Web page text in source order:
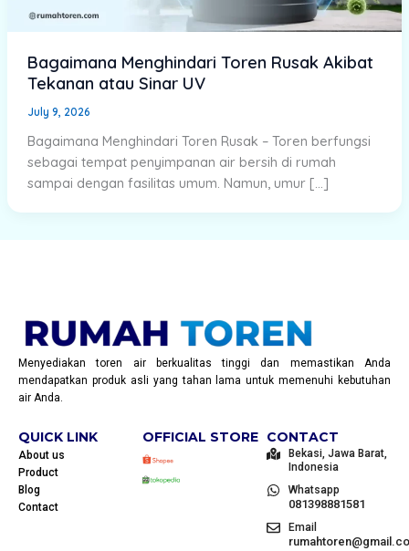
Bagaimana Menghindari Toren Rusak Akibat
Tekanan atau Sinar UV
July 9, 2026
Bagaimana Menghindari Toren Rusak – Toren berfungsi
sebagai tempat penyimpanan air bersih di rumah
sampai dengan fasilitas umum. Namun, umur […]
Menyediakan toren air berkualitas tinggi dan memastikan Anda
mendapatkan produk asli yang tahan lama untuk memenuhi kebutuhan
air Anda.
QUICK LINK
About us
Product
Blog
Contact
OFFICIAL STORE CONTACT
Bekasi, Jawa Barat,
Indonesia
Whatsapp
081398881581
Email